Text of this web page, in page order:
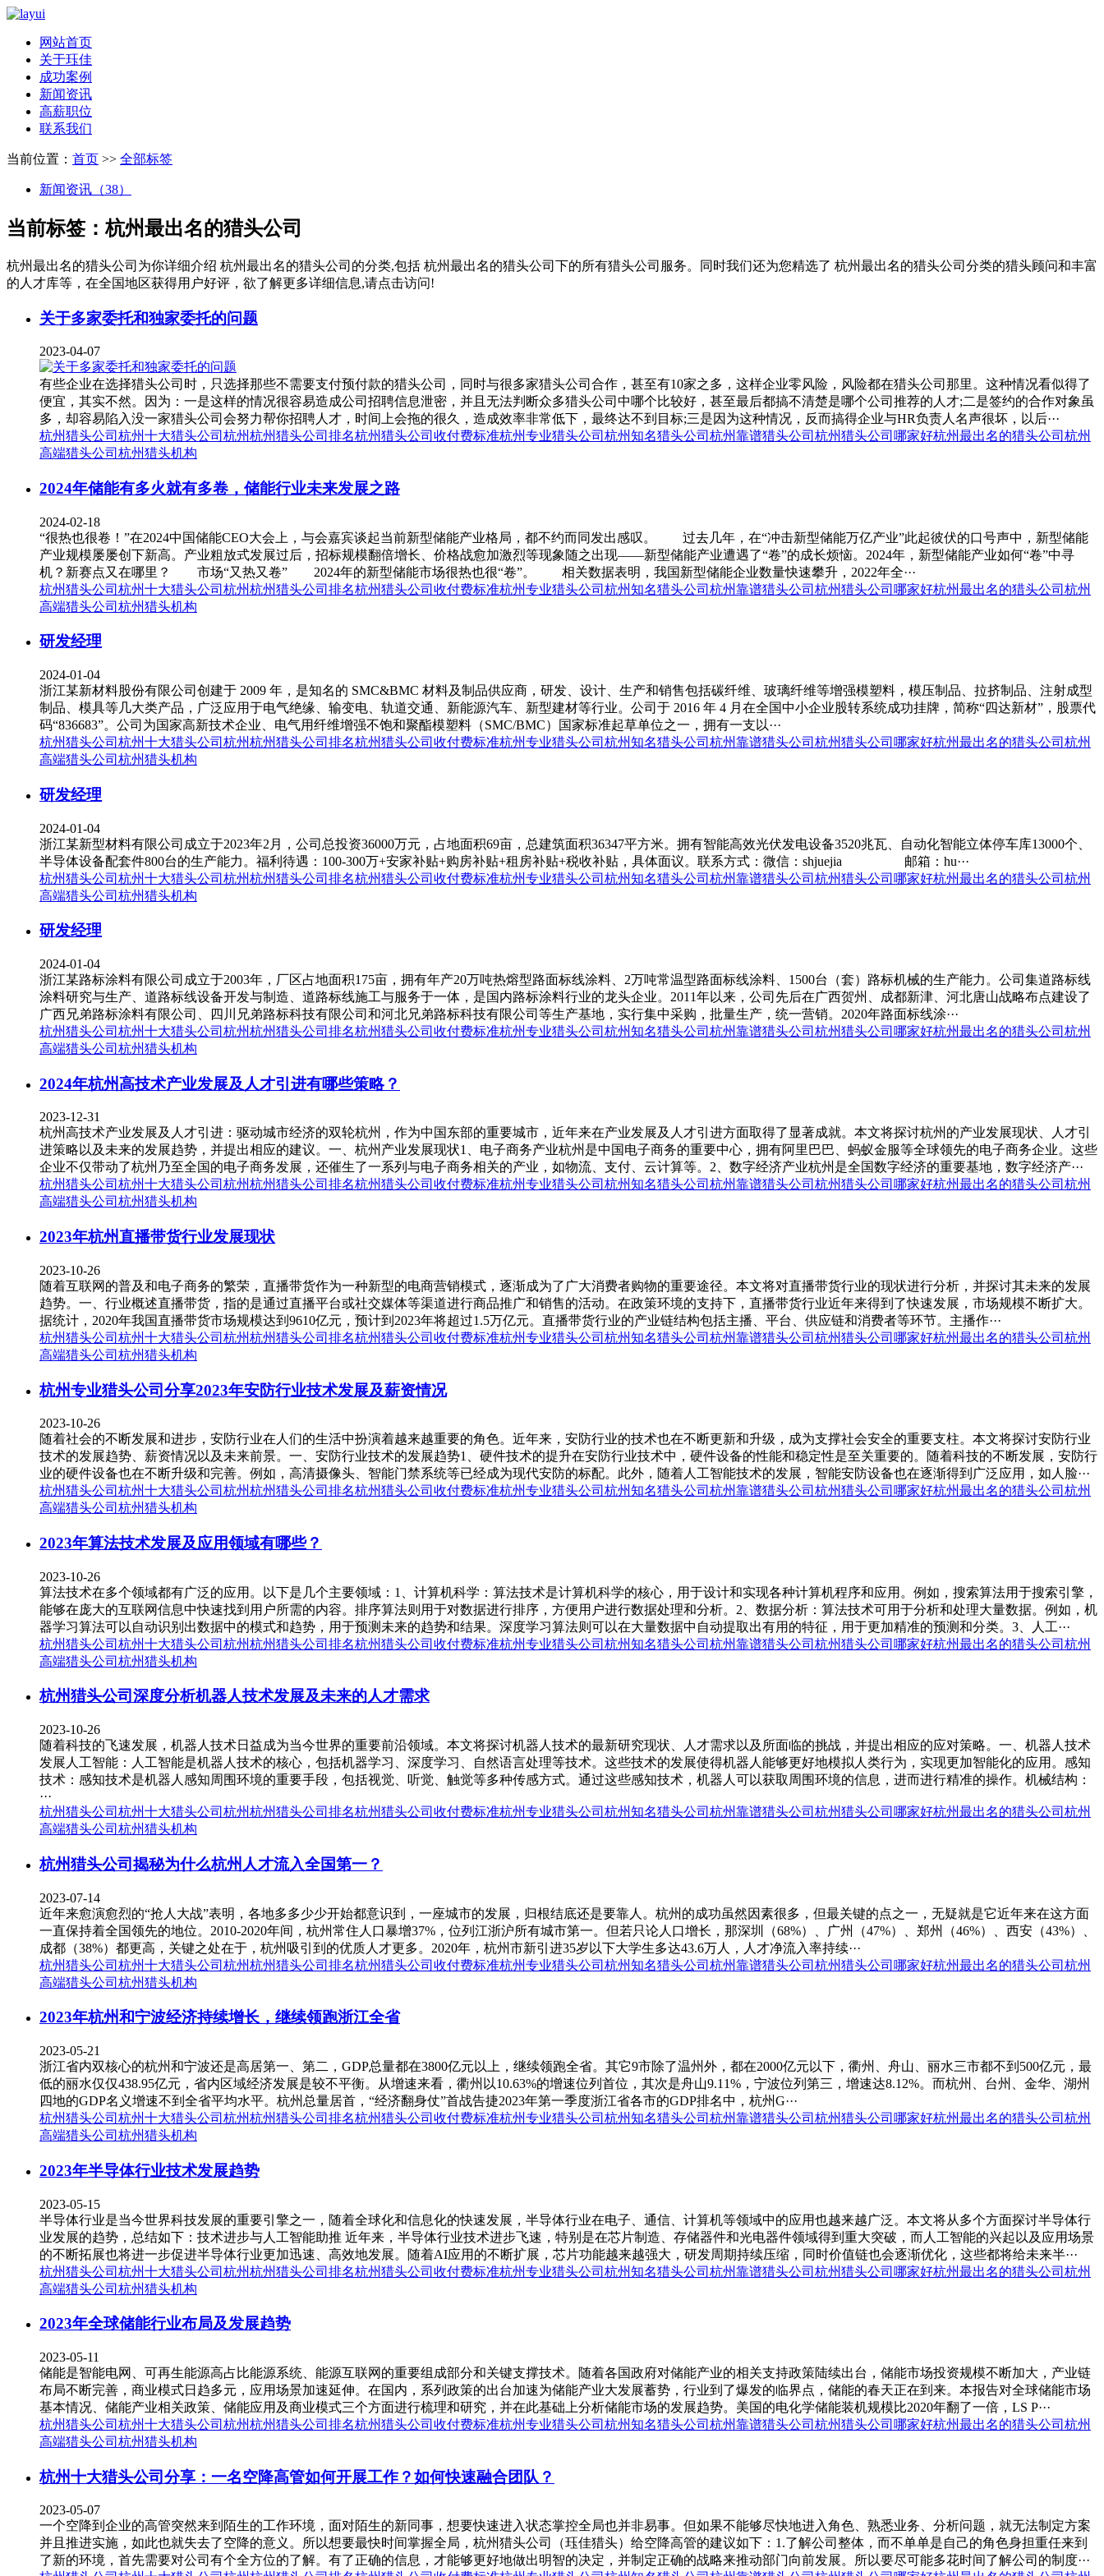
网站首页
关于珏佳
成功案例
新闻资讯
高薪职位
联系我们
当前位置： 首页 >> 全部标签
新闻资讯（38）
当前标签：杭州最出名的猎头公司
杭州最出名的猎头公司 为你详细介绍 杭州最出名的猎头公司 的分类,包括 杭州最出名的猎头公司 下的所有猎头公司服务。同时我们还为您精选了 杭州最出名的猎头公司 分类的猎头顾问和丰富
的人才库等，在全国地区获得用户好评，欲了解更多详细信息,请点击访问!
关于多家委托和独家委托的问题
2023-04-07
有些企业在选择猎头公司时，只选择那些不需要支付预付款的猎头公司，同时与很多家猎头公司合作，甚至有10家之多，这样企业零风险，风险都在猎头公司那里。这种情况看似得了
便宜，其实不然。因为：一是这样的情况很容易造成公司招聘信息泄密，并且无法判断众多猎头公司中哪个比较好，甚至最后都搞不清楚是哪个公司推荐的人才;二是签约的合作对象虽
多，却容易陷入没一家猎头公司会努力帮你招聘人才，时间上会拖的很久，造成效率非常低下，最终达不到目标;三是因为这种情况，反而搞得企业与HR负责人名声很坏，以后···
杭州猎头公司 杭州十大猎头公司 杭州杭州猎头公司排名杭州猎头公司收付费标准杭州专业猎头公司 杭州知名猎头公司 杭州靠谱猎头公司 杭州猎头公司哪家好杭州最出名的猎头公司 杭州
高端猎头公司 杭州猎头机构
2024年储能有多火就有多卷，储能行业未来发展之路
2024-02-18
“很热也很卷！”在2024中国储能CEO大会上，与会嘉宾谈起当前新型储能产业格局，都不约而同发出感叹。 过去几年，在“冲击新型储能万亿产业”此起彼伏的口号声中，新型储能
产业规模屡屡创下新高。产业粗放式发展过后，招标规模翻倍增长、价格战愈加激烈等现象随之出现——新型储能产业遭遇了“卷”的成长烦恼。2024年，新型储能产业如何“卷”中寻
机？新赛点又在哪里？ 市场“又热又卷” 2024年的新型储能市场很热也很“卷”。 相关数据表明，我国新型储能企业数量快速攀升，2022年全···
杭州猎头公司 杭州十大猎头公司 杭州杭州猎头公司排名杭州猎头公司收付费标准杭州专业猎头公司 杭州知名猎头公司 杭州靠谱猎头公司 杭州猎头公司哪家好杭州最出名的猎头公司 杭州
高端猎头公司 杭州猎头机构
研发经理
2024-01-04
浙江某新材料股份有限公司创建于 2009 年，是知名的 SMC&BMC 材料及制品供应商，研发、设计、生产和销售包括碳纤维、玻璃纤维等增强模塑料，模压制品、拉挤制品、注射成型
制品、模具等几大类产品，广泛应用于电气绝缘、输变电、轨道交通、新能源汽车、新型建材等行业。公司于 2016 年 4 月在全国中小企业股转系统成功挂牌，简称“四达新材”，股票代
码“836683”。公司为国家高新技术企业、电气用纤维增强不饱和聚酯模塑料（SMC/BMC）国家标准起草单位之一，拥有一支以···
杭州猎头公司 杭州十大猎头公司 杭州杭州猎头公司排名杭州猎头公司收付费标准杭州专业猎头公司 杭州知名猎头公司 杭州靠谱猎头公司 杭州猎头公司哪家好杭州最出名的猎头公司 杭州
高端猎头公司 杭州猎头机构
研发经理
2024-01-04
浙江某新型材料有限公司成立于2023年2月，公司总投资36000万元，占地面积69亩，总建筑面积36347平方米。拥有智能高效光伏发电设备3520兆瓦、自动化智能立体停车库13000个、
半导体设备配套件800台的生产能力。福利待遇：100-300万+安家补贴+购房补贴+租房补贴+税收补贴，具体面议。联系方式：微信：shjuejia 邮箱：hu···
杭州猎头公司 杭州十大猎头公司 杭州杭州猎头公司排名杭州猎头公司收付费标准杭州专业猎头公司 杭州知名猎头公司 杭州靠谱猎头公司 杭州猎头公司哪家好杭州最出名的猎头公司 杭州
高端猎头公司 杭州猎头机构
研发经理
2024-01-04
浙江某路标涂料有限公司成立于2003年，厂区占地面积175亩，拥有年产20万吨热熔型路面标线涂料、2万吨常温型路面标线涂料、1500台（套）路标机械的生产能力。公司集道路标线
涂料研究与生产、道路标线设备开发与制造、道路标线施工与服务于一体，是国内路标涂料行业的龙头企业。2011年以来，公司先后在广西贺州、成都新津、河北唐山战略布点建设了
广西兄弟路标涂料有限公司、四川兄弟路标科技有限公司和河北兄弟路标科技有限公司等生产基地，实行集中采购，批量生产，统一营销。2020年路面标线涂···
杭州猎头公司 杭州十大猎头公司 杭州杭州猎头公司排名杭州猎头公司收付费标准杭州专业猎头公司 杭州知名猎头公司 杭州靠谱猎头公司 杭州猎头公司哪家好杭州最出名的猎头公司 杭州
高端猎头公司 杭州猎头机构
2024年杭州高技术产业发展及人才引进有哪些策略？
2023-12-31
杭州高技术产业发展及人才引进：驱动城市经济的双轮杭州，作为中国东部的重要城市，近年来在产业发展及人才引进方面取得了显著成就。本文将探讨杭州的产业发展现状、人才引
进策略以及未来的发展趋势，并提出相应的建议。一、杭州产业发展现状1、电子商务产业杭州是中国电子商务的重要中心，拥有阿里巴巴、蚂蚁金服等全球领先的电子商务企业。这些
企业不仅带动了杭州乃至全国的电子商务发展，还催生了一系列与电子商务相关的产业，如物流、支付、云计算等。2、数字经济产业杭州是全国数字经济的重要基地，数字经济产···
杭州猎头公司 杭州十大猎头公司 杭州杭州猎头公司排名杭州猎头公司收付费标准杭州专业猎头公司 杭州知名猎头公司 杭州靠谱猎头公司 杭州猎头公司哪家好杭州最出名的猎头公司 杭州
高端猎头公司 杭州猎头机构
2023年杭州直播带货行业发展现状
2023-10-26
随着互联网的普及和电子商务的繁荣，直播带货作为一种新型的电商营销模式，逐渐成为了广大消费者购物的重要途径。本文将对直播带货行业的现状进行分析，并探讨其未来的发展
趋势。一、行业概述直播带货，指的是通过直播平台或社交媒体等渠道进行商品推广和销售的活动。在政策环境的支持下，直播带货行业近年来得到了快速发展，市场规模不断扩大。
据统计，2020年我国直播带货市场规模达到9610亿元，预计到2023年将超过1.5万亿元。直播带货行业的产业链结构包括主播、平台、供应链和消费者等环节。主播作···
杭州猎头公司 杭州十大猎头公司 杭州杭州猎头公司排名杭州猎头公司收付费标准杭州专业猎头公司 杭州知名猎头公司 杭州靠谱猎头公司 杭州猎头公司哪家好杭州最出名的猎头公司 杭州
高端猎头公司 杭州猎头机构
杭州专业猎头公司分享2023年安防行业技术发展及薪资情况
2023-10-26
随着社会的不断发展和进步，安防行业在人们的生活中扮演着越来越重要的角色。近年来，安防行业的技术也在不断更新和升级，成为支撑社会安全的重要支柱。本文将探讨安防行业
技术的发展趋势、薪资情况以及未来前景。一、安防行业技术的发展趋势1、硬件技术的提升在安防行业技术中，硬件设备的性能和稳定性是至关重要的。随着科技的不断发展，安防行
业的硬件设备也在不断升级和完善。例如，高清摄像头、智能门禁系统等已经成为现代安防的标配。此外，随着人工智能技术的发展，智能安防设备也在逐渐得到广泛应用，如人脸···
杭州猎头公司 杭州十大猎头公司 杭州杭州猎头公司排名杭州猎头公司收付费标准杭州专业猎头公司 杭州知名猎头公司 杭州靠谱猎头公司 杭州猎头公司哪家好杭州最出名的猎头公司 杭州
高端猎头公司 杭州猎头机构
2023年算法技术发展及应用领域有哪些？
2023-10-26
算法技术在多个领域都有广泛的应用。以下是几个主要领域：1、计算机科学：算法技术是计算机科学的核心，用于设计和实现各种计算机程序和应用。例如，搜索算法用于搜索引擎，
能够在庞大的互联网信息中快速找到用户所需的内容。排序算法则用于对数据进行排序，方便用户进行数据处理和分析。2、数据分析：算法技术可用于分析和处理大量数据。例如，机
器学习算法可以自动识别出数据中的模式和趋势，用于预测未来的趋势和结果。深度学习算法则可以在大量数据中自动提取出有用的特征，用于更加精准的预测和分类。3、人工···
杭州猎头公司 杭州十大猎头公司 杭州杭州猎头公司排名杭州猎头公司收付费标准杭州专业猎头公司 杭州知名猎头公司 杭州靠谱猎头公司 杭州猎头公司哪家好杭州最出名的猎头公司 杭州
高端猎头公司 杭州猎头机构
杭州猎头公司深度分析机器人技术发展及未来的人才需求
2023-10-26
随着科技的飞速发展，机器人技术日益成为当今世界的重要前沿领域。本文将探讨机器人技术的最新研究现状、人才需求以及所面临的挑战，并提出相应的应对策略。一、机器人技术
发展人工智能：人工智能是机器人技术的核心，包括机器学习、深度学习、自然语言处理等技术。这些技术的发展使得机器人能够更好地模拟人类行为，实现更加智能化的应用。感知
技术：感知技术是机器人感知周围环境的重要手段，包括视觉、听觉、触觉等多种传感方式。通过这些感知技术，机器人可以获取周围环境的信息，进而进行精准的操作。机械结构：
···
杭州猎头公司 杭州十大猎头公司 杭州杭州猎头公司排名杭州猎头公司收付费标准杭州专业猎头公司 杭州知名猎头公司 杭州靠谱猎头公司 杭州猎头公司哪家好杭州最出名的猎头公司 杭州
高端猎头公司 杭州猎头机构
杭州猎头公司揭秘为什么杭州人才流入全国第一？
2023-07-14
近年来愈演愈烈的“抢人大战”表明，各地多多少少开始都意识到，一座城市的发展，归根结底还是要靠人。杭州的成功虽然因素很多，但最关键的点之一，无疑就是它近年来在这方面
一直保持着全国领先的地位。2010-2020年间，杭州常住人口暴增37%，位列江浙沪所有城市第一。但若只论人口增长，那深圳（68%）、广州（47%）、郑州（46%）、西安（43%）、
成都（38%）都更高，关键之处在于，杭州吸引到的优质人才更多。2020年，杭州市新引进35岁以下大学生多达43.6万人，人才净流入率持续···
杭州猎头公司 杭州十大猎头公司 杭州杭州猎头公司排名杭州猎头公司收付费标准杭州专业猎头公司 杭州知名猎头公司 杭州靠谱猎头公司 杭州猎头公司哪家好杭州最出名的猎头公司 杭州
高端猎头公司 杭州猎头机构
2023年杭州和宁波经济持续增长，继续领跑浙江全省
2023-05-21
浙江省内双核心的杭州和宁波还是高居第一、第二，GDP总量都在3800亿元以上，继续领跑全省。其它9市除了温州外，都在2000亿元以下，衢州、舟山、丽水三市都不到500亿元，最
低的丽水仅仅438.95亿元，省内区域经济发展是较不平衡。从增速来看，衢州以10.63%的增速位列首位，其次是舟山9.11%，宁波位列第三，增速达8.12%。而杭州、台州、金华、湖州
四地的GDP名义增速不到全省平均水平。杭州总量居首，“经济翻身仗”首战告捷2023年第一季度浙江省各市的GDP排名中，杭州G···
杭州猎头公司 杭州十大猎头公司 杭州杭州猎头公司排名杭州猎头公司收付费标准杭州专业猎头公司 杭州知名猎头公司 杭州靠谱猎头公司 杭州猎头公司哪家好杭州最出名的猎头公司 杭州
高端猎头公司 杭州猎头机构
2023年半导体行业技术发展趋势
2023-05-15
半导体行业是当今世界科技发展的重要引擎之一，随着全球化和信息化的快速发展，半导体行业在电子、通信、计算机等领域中的应用也越来越广泛。本文将从多个方面探讨半导体行
业发展的趋势，总结如下：技术进步与人工智能助推 近年来，半导体行业技术进步飞速，特别是在芯片制造、存储器件和光电器件领域得到重大突破，而人工智能的兴起以及应用场景
的不断拓展也将进一步促进半导体行业更加迅速、高效地发展。随着AI应用的不断扩展，芯片功能越来越强大，研发周期持续压缩，同时价值链也会逐渐优化，这些都将给未来半···
杭州猎头公司 杭州十大猎头公司 杭州杭州猎头公司排名杭州猎头公司收付费标准杭州专业猎头公司 杭州知名猎头公司 杭州靠谱猎头公司 杭州猎头公司哪家好杭州最出名的猎头公司 杭州
高端猎头公司 杭州猎头机构
2023年全球储能行业布局及发展趋势
2023-05-11
储能是智能电网、可再生能源高占比能源系统、能源互联网的重要组成部分和关键支撑技术。随着各国政府对储能产业的相关支持政策陆续出台，储能市场投资规模不断加大，产业链
布局不断完善，商业模式日趋多元，应用场景加速延伸。在国内，系列政策的出台加速为储能产业大发展蓄势，行业到了爆发的临界点，储能的春天正在到来。本报告对全球储能市场
基本情况、储能产业相关政策、储能应用及商业模式三个方面进行梳理和研究，并在此基础上分析储能市场的发展趋势。美国的电化学储能装机规模比2020年翻了一倍，LS P···
杭州猎头公司 杭州十大猎头公司 杭州杭州猎头公司排名杭州猎头公司收付费标准杭州专业猎头公司 杭州知名猎头公司 杭州靠谱猎头公司 杭州猎头公司哪家好杭州最出名的猎头公司 杭州
高端猎头公司 杭州猎头机构
杭州十大猎头公司分享：一名空降高管如何开展工作？如何快速融合团队？
2023-05-07
一个空降到企业的高管突然来到陌生的工作环境，面对陌生的新同事，想要快速进入状态掌控全局也并非易事。但如果不能够尽快地进入角色、熟悉业务、分析问题，就无法制定方案
并且推进实施，如此也就失去了空降的意义。所以想要最快时间掌握全局，杭州猎头公司（珏佳猎头）给空降高管的建议如下：1.了解公司整体，而不单单是自己的角色身担重任来到
了新的环境，首先需要对公司有个全方位的了解。有了正确的信息，才能够更好地做出明智的决定，并制定正确的战略来推动部门向前发展。所以要尽可能多花时间了解公司的制度···